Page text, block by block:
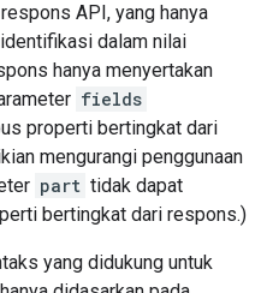
API, yang hanya
dalam nilai
hanya menyertakan
fields
properti bertingkat dari
mengurangi penggunaan
part tidak dapat
bertingkat dari respons.)
yang didukung untuk